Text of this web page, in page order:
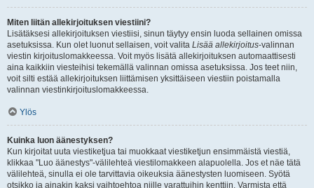
Miten liitän allekirjoituksen viestiini?
Lisätäksesi allekirjoituksen viestiisi, sinun täytyy ensin luoda sellainen omissa
asetuksissa. Kun olet luonut sellaisen, voit valita Lisää allekirjoitus-valinnan
viestin kirjoituslomakkeessa. Voit myös lisätä allekirjoituksen automaattisesti
aina kaikkiin viesteihisi tekemällä valinnan omissa asetuksissa. Jos teet niin,
voit silti estää allekirjoituksen liittämisen yksittäiseen viestiin poistamalla
valinnan viestinkirjoituslomakkeessa.
Ylös
Kuinka luon äänestyksen?
Kun kirjoitat uuta viestiketjua tai muokkaat viestiketjun ensimmäistä viestiä,
klikkaa "Luo äänestys"-välilehteä viestilomakkeen alapuolella. Jos et näe tätä
välilehteä, sinulla ei ole tarvittavia oikeuksia äänestysten luomiseen. Syötä
otsikko ja ainakin kaksi vaihtoehtoa niille varattuihin kenttiin. Varmista että